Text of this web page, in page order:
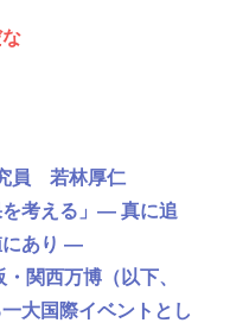
員 若林厚仁
を考える」― 真に追
にあり ―
関西万博（以下、
大国際イベントとし